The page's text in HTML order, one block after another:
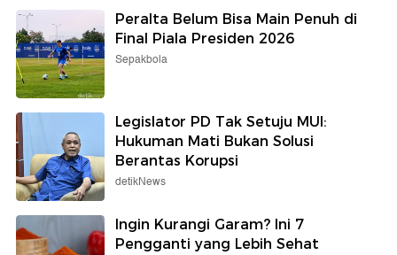
Peralta Belum Bisa Main Penuh di
Final Piala Presiden 2026
Sepakbola
Legislator PD Tak Setuju MUI:
Hukuman Mati Bukan Solusi
Berantas Korupsi
detikNews
Ingin Kurangi Garam? Ini 7
Pengganti yang Lebih Sehat